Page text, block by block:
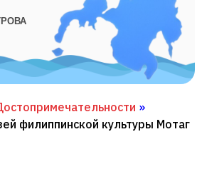
»
филиппинской культуры Мотаг